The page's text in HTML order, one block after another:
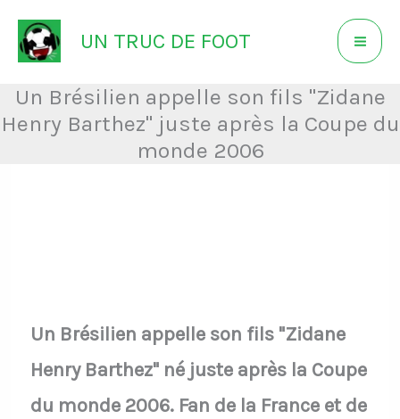
Aller
au
contenu
UN TRUC DE FOOT
Un Brésilien appelle son fils "Zidane
Henry Barthez" juste après la Coupe du
monde 2006
Un Brésilien appelle son fils "Zidane
Henry Barthez" né juste après la Coupe
du monde 2006. Fan de la France et de